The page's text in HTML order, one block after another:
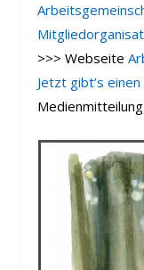
>>> Webseite
Jetzt gibt’s